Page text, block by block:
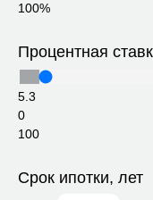
100%
Процентная
5.3
0
100
Срок ипотки, лет